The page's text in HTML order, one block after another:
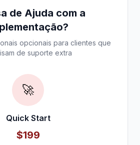
de Ajuda com a
opcionais para clientes que
de suporte extra
🚀
Quick Start
$199